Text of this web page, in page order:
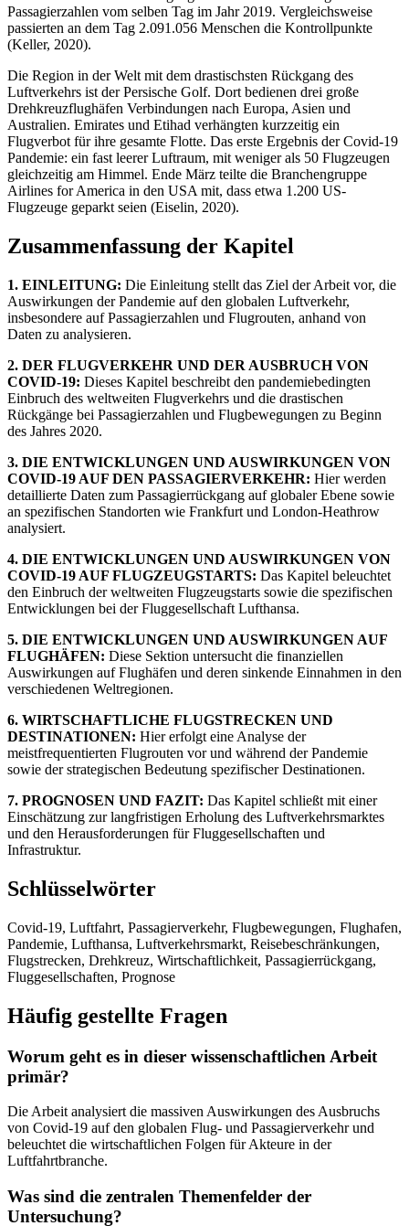
Passagierzahlen vom selben Tag im Jahr 2019. Vergleichsweise
passierten an dem Tag 2.091.056 Menschen die Kontrollpunkte
(Keller, 2020).
Die Region in der Welt mit dem drastischsten Rückgang des
Luftverkehrs ist der Persische Golf. Dort bedienen drei große
Drehkreuzflughäfen Verbindungen nach Europa, Asien und
Australien. Emirates und Etihad verhängten kurzzeitig ein
Flugverbot für ihre gesamte Flotte. Das erste Ergebnis der Covid-19
Pandemie: ein fast leerer Luftraum, mit weniger als 50 Flugzeugen
gleichzeitig am Himmel. Ende März teilte die Branchengruppe
Airlines for America in den USA mit, dass etwa 1.200 US-
Flugzeuge geparkt seien (Eiselin, 2020).
Zusammenfassung der Kapitel
1. EINLEITUNG: Die Einleitung stellt das Ziel der Arbeit vor, die
Auswirkungen der Pandemie auf den globalen Luftverkehr,
insbesondere auf Passagierzahlen und Flugrouten, anhand von
Daten zu analysieren.
2. DER FLUGVERKEHR UND DER AUSBRUCH VON
COVID-19: Dieses Kapitel beschreibt den pandemiebedingten
Einbruch des weltweiten Flugverkehrs und die drastischen
Rückgänge bei Passagierzahlen und Flugbewegungen zu Beginn
des Jahres 2020.
3. DIE ENTWICKLUNGEN UND AUSWIRKUNGEN VON
COVID-19 AUF DEN PASSAGIERVERKEHR: Hier werden
detaillierte Daten zum Passagierrückgang auf globaler Ebene sowie
an spezifischen Standorten wie Frankfurt und London-Heathrow
analysiert.
4. DIE ENTWICKLUNGEN UND AUSWIRKUNGEN VON
COVID-19 AUF FLUGZEUGSTARTS: Das Kapitel beleuchtet
den Einbruch der weltweiten Flugzeugstarts sowie die spezifischen
Entwicklungen bei der Fluggesellschaft Lufthansa.
5. DIE ENTWICKLUNGEN UND AUSWIRKUNGEN AUF
FLUGHÄFEN: Diese Sektion untersucht die finanziellen
Auswirkungen auf Flughäfen und deren sinkende Einnahmen in den
verschiedenen Weltregionen.
6. WIRTSCHAFTLICHE FLUGSTRECKEN UND
DESTINATIONEN: Hier erfolgt eine Analyse der
meistfrequentierten Flugrouten vor und während der Pandemie
sowie der strategischen Bedeutung spezifischer Destinationen.
7. PROGNOSEN UND FAZIT: Das Kapitel schließt mit einer
Einschätzung zur langfristigen Erholung des Luftverkehrsmarktes
und den Herausforderungen für Fluggesellschaften und
Infrastruktur.
Schlüsselwörter
Covid-19, Luftfahrt, Passagierverkehr, Flugbewegungen, Flughafen,
Pandemie, Lufthansa, Luftverkehrsmarkt, Reisebeschränkungen,
Flugstrecken, Drehkreuz, Wirtschaftlichkeit, Passagierrückgang,
Fluggesellschaften, Prognose
Häufig gestellte Fragen
Worum geht es in dieser wissenschaftlichen Arbeit
primär?
Die Arbeit analysiert die massiven Auswirkungen des Ausbruchs
von Covid-19 auf den globalen Flug- und Passagierverkehr und
beleuchtet die wirtschaftlichen Folgen für Akteure in der
Luftfahrtbranche.
Was sind die zentralen Themenfelder der
Untersuchung?